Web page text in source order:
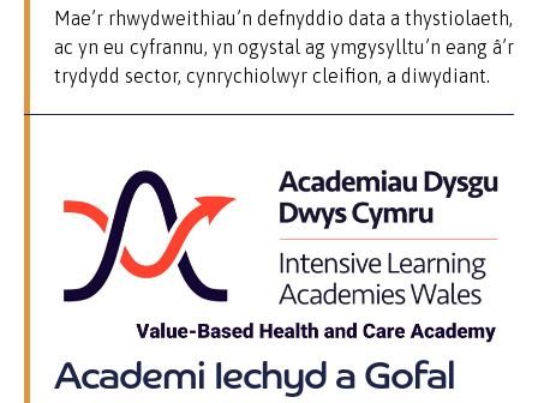
Mae’r rhwydweithiau’n defnyddio data a thystiolaeth,
ac yn eu cyfrannu, yn ogystal ag ymgysylltu’n eang â’r
trydydd sector, cynrychiolwyr cleifion, a diwydiant.
Academi Iechyd a Gofal